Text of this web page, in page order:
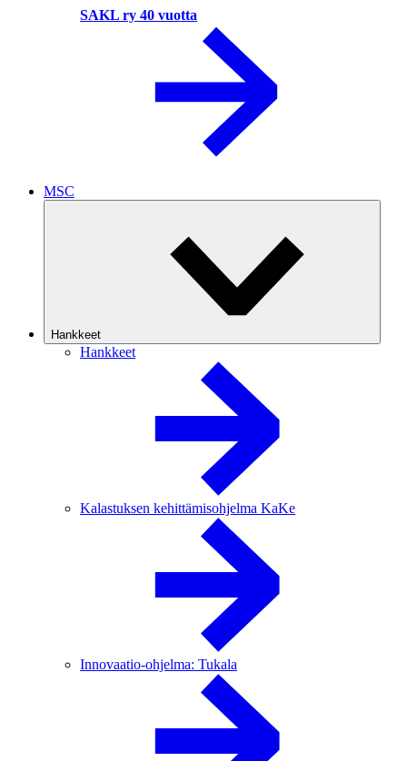
SAKL ry 40 vuotta
MSC
Hankkeet
Hankkeet
Kalastuksen kehittämisohjelma KaKe
Innovaatio-ohjelma: Tukala